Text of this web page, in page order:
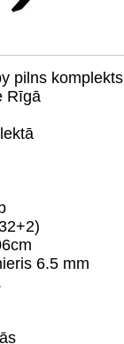
pilns komplekts
Rīgā
6.5 mm